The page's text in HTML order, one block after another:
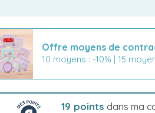
Offre moyens de
10 moyens : -10% | 15
19 points dans ma